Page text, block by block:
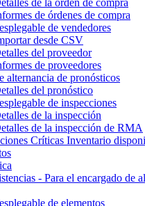
de la orden de compra
de órdenes de compra
de vendedores
desde CSV
del proveedor
de proveedores
alternancia de pronósticos
del pronóstico
de inspecciones
de la inspección
de la inspección de RMA
Críticas Inventario
- Para el encargado de
de elementos